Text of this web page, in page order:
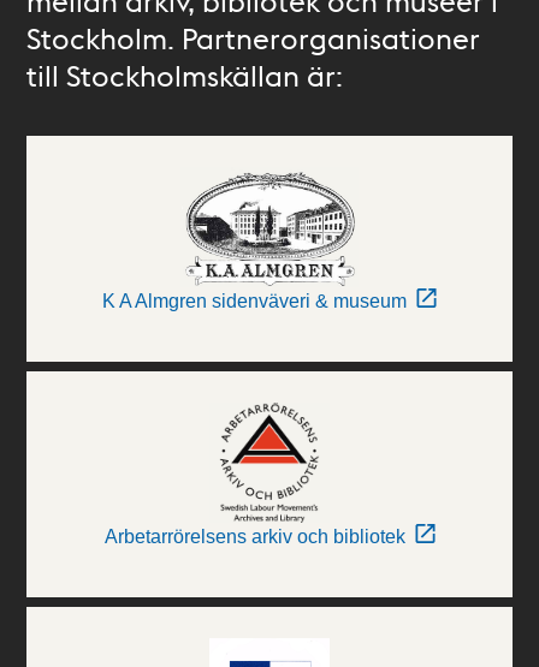
Stockholm. Partnerorganisationer
till Stockholmskällan är:
K A Almgren sidenväveri & museum
Arbetarrörelsens arkiv och bibliotek